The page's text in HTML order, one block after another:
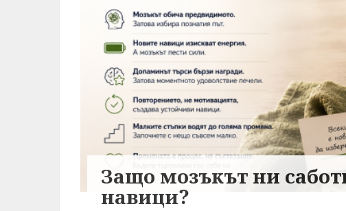
Защо мозъкът ни
навици?